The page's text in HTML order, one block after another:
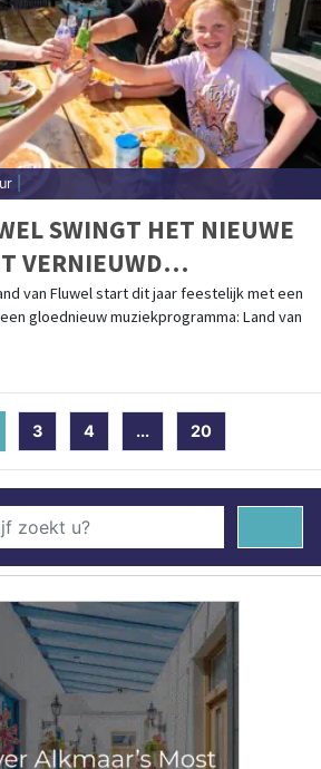
SWINGT HET NIEUWE
VERNIEUWD
LAND VAN MUZIEK
van Fluwel start dit jaar feestelijk met een
gloednieuw muziekprogramma: Land van
3 4 ... 20